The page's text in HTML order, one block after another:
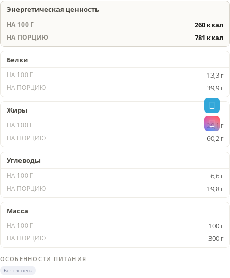
Энергетическая ценность
260 ккал
781 ккал
Белки
13,3 г
39,9 г
Жиры
20,1 г
60,2 г
Углеводы
6,6 г
19,8 г
Масса
100 г
300 г
ОСОБЕННОСТИ ПИТАНИЯ
Без глютена